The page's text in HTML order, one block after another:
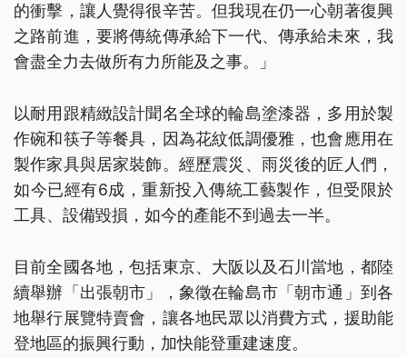
的衝擊，讓人覺得很辛苦。但我現在仍一心朝著復興
之路前進，要將傳統傳承給下一代、傳承給未來，我
會盡全力去做所有力所能及之事。」
以耐用跟精緻設計聞名全球的輪島塗漆器，多用於製
作碗和筷子等餐具，因為花紋低調優雅，也會應用在
製作家具與居家裝飾。經歷震災、雨災後的匠人們，
如今已經有6成，重新投入傳統工藝製作，但受限於
工具、設備毀損，如今的產能不到過去一半。
目前全國各地，包括東京、大阪以及石川當地，都陸
續舉辦「出張朝市」，象徵在輪島市「朝市通」到各
地舉行展覽特賣會，讓各地民眾以消費方式，援助能
登地區的振興行動，加快能登重建速度。